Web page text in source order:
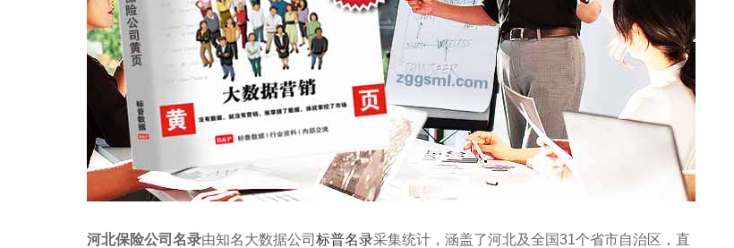
河北保险公司名录由知名大数据公司 标普名录采集统计，涵盖了河北及全国31个省市自治区，直